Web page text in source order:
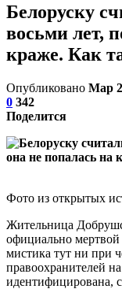
Белоруску
восьми лет,
краже. Как
Опубликовано Мар
0 342
Поделится
Фото из открытых
Жительница
официально
мистика тут ни при
правоохранителей
идентифицирована,